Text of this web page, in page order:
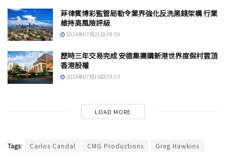
菲律賓博彩監管局勒令業界強化反洗黑錢架構 行業
維持高風險評級
2026年07月21日 09:59
歷時三年交易完成 安德集團購新港世界度假村雲頂
香港股權
2026年07月16日 09:53
LOAD MORE
Tags: Carlos Candal CMG Productions
Greg Hawkins